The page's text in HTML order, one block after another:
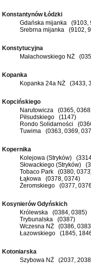
Konstantynów Łódzki
Gdańska mijanka (9103,
Srebrna mijanka (9102,
Konstytucyjna
Małachowskiego NŻ
Kopanka
Kopanka 24a NŻ (3433,
Kopcińskiego
Narutowicza (0365,
Piłsudskiego (1147)
Rondo Solidarności
Tuwima (0363, 0369,
Kopernika
Kolejowa (Stryków)
Słowackiego (Stryków)
Tobaco Park (0380,
Łąkowa (0378, 0374)
Żeromskiego (0377,
Kosynierów Gdyńskich
Królewska (0384, 0385)
Trybunalska (0387)
Wczesna NŻ (0386,
Łazowskiego (1845,
Kotoniarska
Szybowa NŻ (2037,